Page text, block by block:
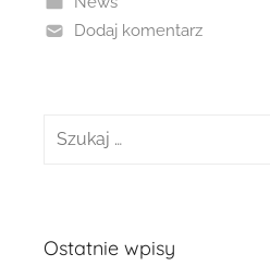
Dodaj komentarz
Szukaj:
Ostatnie wpisy